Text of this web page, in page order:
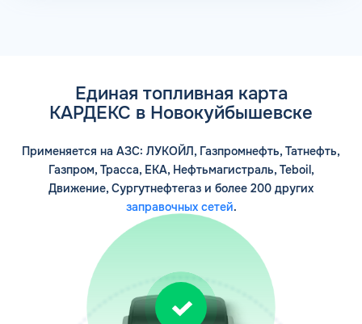
Единая топливная карта
КАРДЕКС в Новокуйбышевске
Применяется на АЗС: ЛУКОЙЛ, Газпромнефть, Татнефть,
Газпром, Трасса, ЕКА, Нефтьмагистраль, Teboil,
Движение, Сургутнефтегаз и более 200 других
заправочных сетей.